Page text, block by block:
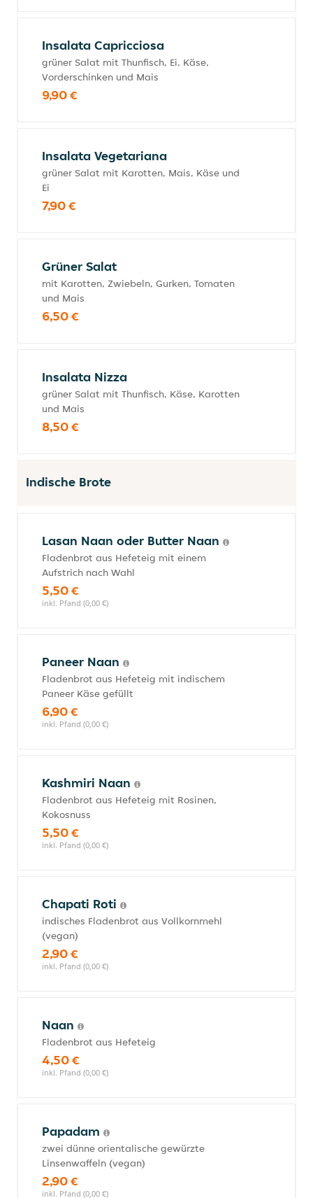
Insalata Capricciosa
grüner Salat mit Thunfisch, Ei, Käse,
Vorderschinken und Mais
9,90 €
Insalata Vegetariana
grüner Salat mit Karotten, Mais, Käse und
Ei
7,90 €
Grüner Salat
mit Karotten, Zwiebeln, Gurken, Tomaten
und Mais
6,50 €
Insalata Nizza
grüner Salat mit Thunfisch, Käse, Karotten
und Mais
8,50 €
Indische Brote
Lasan Naan oder Butter Naan
Fladenbrot aus Hefeteig mit einem
Aufstrich nach Wahl
5,50 €
inkl. Pfand (0,00 €)
Paneer Naan
Fladenbrot aus Hefeteig mit indischem
Paneer Käse gefüllt
6,90 €
inkl. Pfand (0,00 €)
Kashmiri Naan
Fladenbrot aus Hefeteig mit Rosinen,
Kokosnuss
5,50 €
inkl. Pfand (0,00 €)
Chapati Roti
indisches Fladenbrot aus Vollkornmehl
(vegan)
2,90 €
inkl. Pfand (0,00 €)
Naan
Fladenbrot aus Hefeteig
4,50 €
inkl. Pfand (0,00 €)
Papadam
zwei dünne orientalische gewürzte
Linsenwaffeln (vegan)
2,90 €
inkl. Pfand (0,00 €)